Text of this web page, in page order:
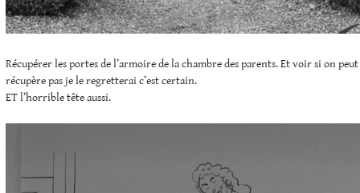
Récupérer les portes de l’armoire de la chambre des parents. Et voir si on
récupère pas je le regretterai c’est certain.
ET l’horrible tête aussi.